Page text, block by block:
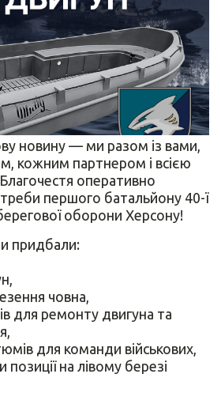
новину — ми разом із вами,
кожним партнером і всією
оперативно
першого батальйону 40-ї
оборони Херсону!
придбали:
човна,
для ремонту двигуна та
для команди військових,
на лівому березі